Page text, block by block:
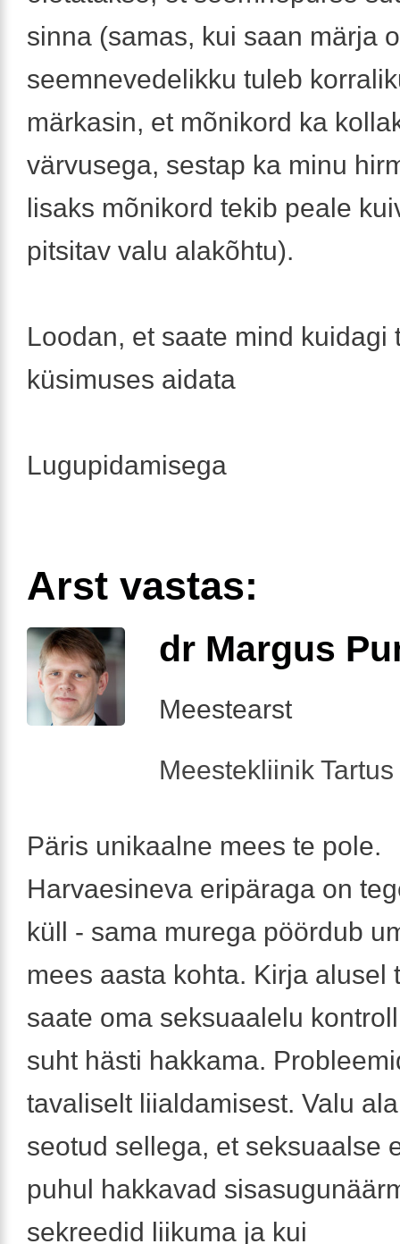
sinna (samas, kui saan märja
seemnevedelikku tuleb
märkasin, et mõnikord ka
värvusega, sestap ka minu
lisaks mõnikord tekib peale
pitsitav valu alakõhtu).
Loodan, et saate mind kuidagi
küsimuses aidata
Lugupidamisega
Arst vastas:
dr Margus
Meestearst
Meestekliinik
Päris unikaalne mees te pole.
Harvaesineva eripäraga on
küll - sama murega pöördub
mees aasta kohta. Kirja alusel
saate oma seksuaalelu
suht hästi hakkama.
tavaliselt liialdamisest. Valu
seotud sellega, et seksuaalse
puhul hakkavad
sekreedid liikuma ja kui